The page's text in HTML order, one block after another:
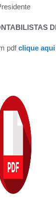
pdfclique aqui